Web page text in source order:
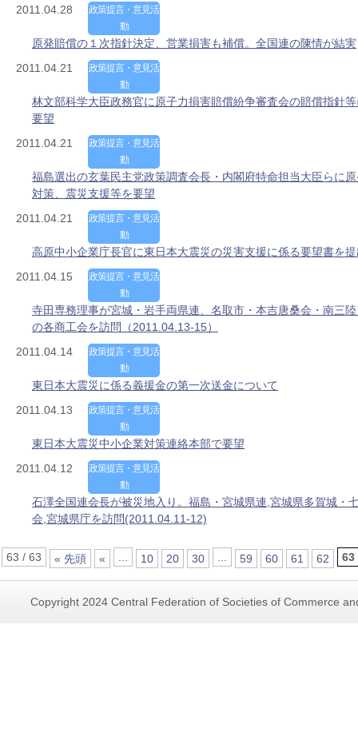
2011.04.28
政策提言・意見活
動
原発賠償の１次指針決定、営業損害も補償。全国連の陳情が結実
2011.04.21
政策提言・意見活
動
林文部科学大臣政務官に原子力損害賠償紛争審査会の賠償指針
要望
2011.04.21
政策提言・意見活
動
福島選出の玄葉民主党政策調査会長・内閣府特命担当大臣らに
対策、震災支援等を要望
2011.04.21
政策提言・意見活
動
高原中小企業庁長官に東日本大震災の災害支援に係る要望書を
2011.04.15
政策提言・意見活
動
寺田専務理事が宮城・岩手両県連、名取市・本吉唐桑会・南三
の各商工会を訪問（2011.04.13-15）
2011.04.14
政策提言・意見活
動
東日本大震災に係る義援金の第一次送金について
2011.04.13
政策提言・意見活
動
東日本大震災中小企業対策連絡本部で要望
2011.04.12
政策提言・意見活
動
石澤全国連会長が被災地入り。福島・宮城県連,宮城県多賀城・
会,宮城県庁を訪問(2011.04.11-12)
63 / 63 « 先頭 « ... 10 20 30 ... 59 60 61 62 63
Copyright 2024 Central Federation of Societies of Commerce